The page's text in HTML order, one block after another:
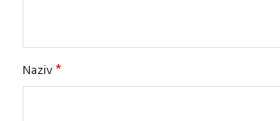
Naziv*